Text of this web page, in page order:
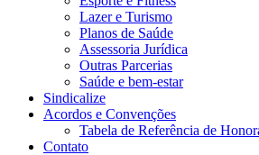
Lazer e Turismo
Planos de Saúde
Assessoria Jurídica
Outras Parcerias
Saúde e bem-estar
Sindicalize
Acordos e Convenções
Tabela de Referência de
Contato